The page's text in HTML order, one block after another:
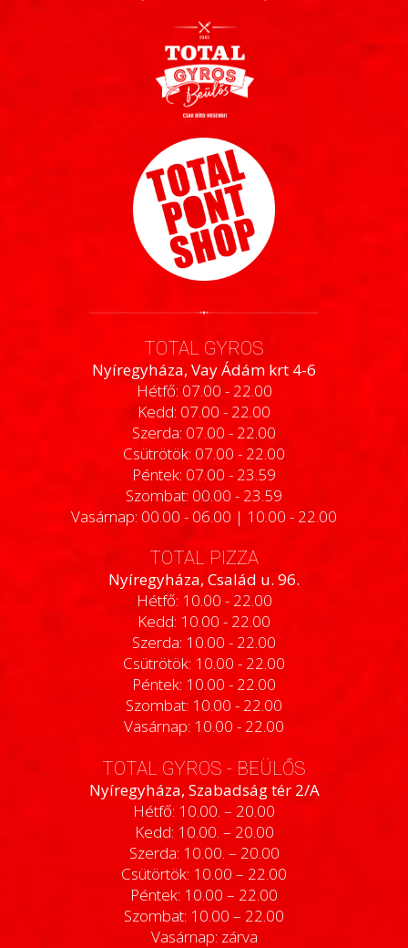
TOTAL GYROS
Nyíregyháza, Vay Ádám krt 4-6
Hétfő: 07.00 - 22.00
Kedd: 07.00 - 22.00
Szerda: 07.00 - 22.00
Csütrötök: 07.00 - 22.00
Péntek: 07.00 - 23.59
Szombat: 00.00 - 23.59
Vasárnap: 00.00 - 06.00 | 10.00 - 22.00
TOTAL PIZZA
Nyíregyháza, Család u. 96.
Hétfő: 10.00 - 22.00
Kedd: 10.00 - 22.00
Szerda: 10.00 - 22.00
Csütrötök: 10.00 - 22.00
Péntek: 10.00 - 22.00
Szombat: 10.00 - 22.00
Vasárnap: 10.00 - 22.00
TOTAL GYROS - BEÜLŐS
Nyíregyháza, Szabadság tér 2/A
Hétfő: 10.00. – 20.00
Kedd: 10.00. – 20.00
Szerda: 10.00. – 20.00
Csütörtök: 10.00 – 22.00
Péntek: 10.00 – 22.00
Szombat: 10.00 – 22.00
Vasárnap: zárva